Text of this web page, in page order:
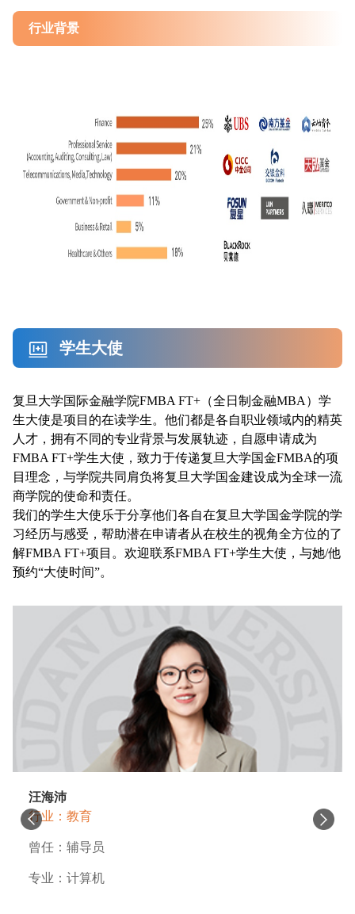
行业背景
学生大使
复旦大学国际金融学院FMBA FT+（全日制金融MBA）学
生大使是项目的在读学生。他们都是各自职业领域内的精英
人才，拥有不同的专业背景与发展轨迹，自愿申请成为
FMBA FT+学生大使，致力于传递复旦大学国金FMBA的项
目理念，与学院共同肩负将复旦大学国金建设成为全球一流
商学院的使命和责任。
我们的学生大使乐于分享他们各自在复旦大学国金学院的学
习经历与感受，帮助潜在申请者从在校生的视角全方位的了
解FMBA FT+项目。欢迎联系FMBA FT+学生大使，与她/他
预约“大使时间”。
汪海沛
行业：教育
曾任：辅导员
专业：计算机